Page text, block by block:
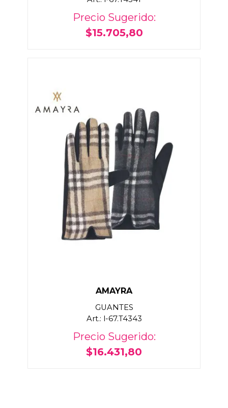
Precio Sugerido:
$15.705,80
AMAYRA
GUANTES
Art.: l-67.T4343
Precio Sugerido:
$16.431,80